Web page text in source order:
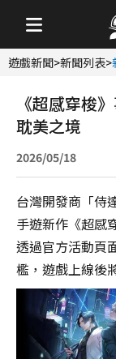
遊戲新聞>新聞列表>
《超感穿梭
耽美之境
2026/05/18
台灣開發商「侍
手遊新作《超感
透過官方活動頁
檻，遊戲上線後